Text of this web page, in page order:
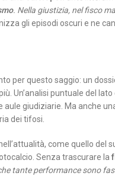
. Nella giustizia, nel fisco
gli episodi oscuri e ne
per questo saggio: un
Un’analisi puntuale del
giudiziarie. Ma anche
dei tifosi.
come quello del
Senza trascurare la
tante performance sono